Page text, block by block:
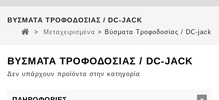
ΒΎΣΜΑΤΑ ΤΡΟΦΟΔΟΣΊΑΣ / DC-JACK
> Μεταχειρισμένα > Βύσματα Τροφοδοσίας / DC-jack
ΒΎΣΜΑΤΑ ΤΡΟΦΟΔΟΣΊΑΣ / DC-JACK
Δεν υπάρχουν προϊόντα στην κατηγορία